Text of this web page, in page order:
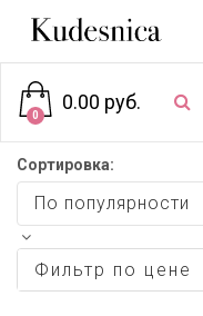
0
0.00 руб.
Сортировка:
По популярности
Фильтр по цене